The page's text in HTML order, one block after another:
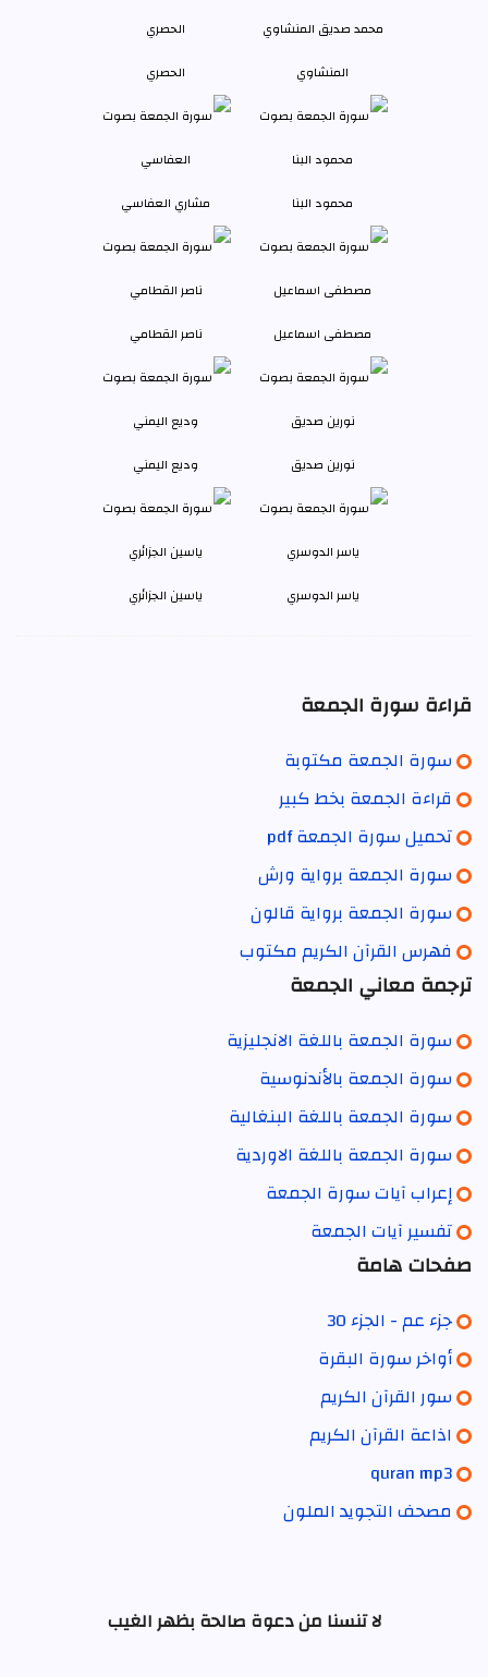
المنشاوي الحصري
محمود البنا مشاري العفاسي
مصطفى اسماعيل ناصر القطامي
نورين صديق وديع اليمني
ياسر الدوسري ياسين الجزائري
قراءة سورة الجمعة
سورة الجمعة مكتوبة
قراءة الجمعة بخط كبير
تحميل سورة الجمعة pdf
سورة الجمعة برواية ورش
سورة الجمعة برواية قالون
فهرس القرآن الكريم مكتوب
ترجمة معاني الجمعة
سورة الجمعة باللغة الانجليزية
سورة الجمعة بالأندنوسية
سورة الجمعة باللغة البنغالية
سورة الجمعة باللغة الاوردية
إعراب آيات سورة الجمعة
تفسير آيات الجمعة
صفحات هامة
جزء عم - الجزء 30
أواخر سورة البقرة
سور القرآن الكريم
اذاعة القرآن الكريم
quran mp3
مصحف التجويد الملون
لا تنسنا من دعوة صالحة بظهر الغيب